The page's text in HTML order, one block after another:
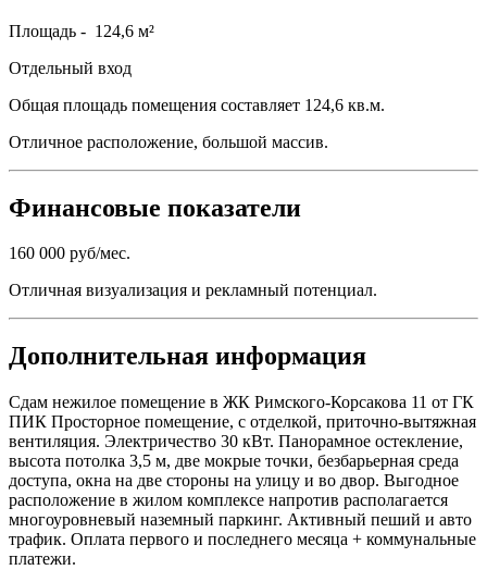
Площадь - 124,6 м²
Отдельный вход
Общая площадь помещения составляет 124,6 кв.м.
Отличное расположение, большой массив.
Финансовые показатели
160 000 руб/мес.
Отличная визуализация и рекламный потенциал.
Дополнительная информация
Сдам нежилое помещение в ЖК Римского-Корсакова 11 от ГК
ПИК Просторное помещение, с отделкой, приточно-вытяжная
вентиляция. Электричество 30 кВт. Панорамное остекление,
высота потолка 3,5 м, две мокрые точки, безбарьерная среда
доступа, окна на две стороны на улицу и во двор. Выгодное
расположение в жилом комплексе напротив располагается
многоуровневый наземный паркинг. Активный пеший и авто
трафик. Оплата первого и последнего месяца + коммунальные
платежи.